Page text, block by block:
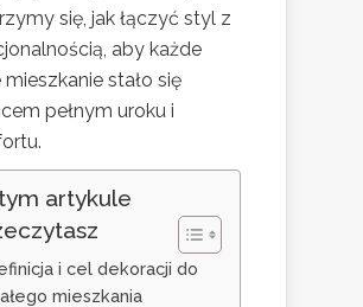
się, jak łączyć styl z
aby każde
mieszkanie stało się
pełnym uroku i
artykule
i cel dekoracji do
mieszkania